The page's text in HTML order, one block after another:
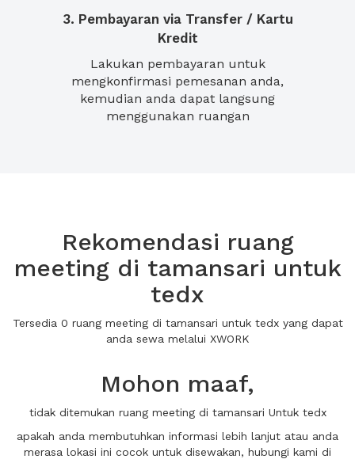
3. Pembayaran via Transfer / Kartu
Kredit
Lakukan pembayaran untuk
mengkonfirmasi pemesanan anda,
kemudian anda dapat langsung
menggunakan ruangan
Rekomendasi ruang
meeting di tamansari untuk
tedx
Tersedia 0 ruang meeting di tamansari untuk tedx yang dapat
anda sewa melalui XWORK
Mohon maaf,
tidak ditemukan ruang meeting di tamansari Untuk tedx
apakah anda membutuhkan informasi lebih lanjut atau anda
merasa lokasi ini cocok untuk disewakan, hubungi kami di